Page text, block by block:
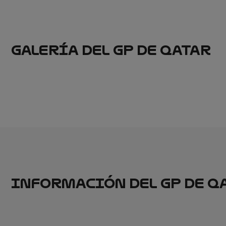
GALERÍA DEL GP DE QATAR
INFORMACIÓN DEL GP DE